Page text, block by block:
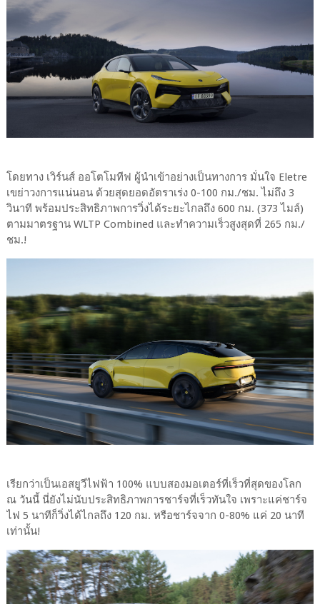
โดยทาง เวิร์นส์ ออโตโมทีฟ ผู้นำเข้าอย่างเป็นทางการ มั่นใจ Eletre
เขย่าวงการแน่นอน ด้วยสุดยอดอัตราเร่ง 0-100 กม./ชม. ไม่ถึง 3
วินาที พร้อมประสิทธิภาพการวิ่งได้ระยะไกลถึง 600 กม. (373 ไมล์)
ตามมาตรฐาน WLTP Combined และทำความเร็วสูงสุดที่ 265 กม./
ชม.!
เรียกว่าเป็นเอสยูวีไฟฟ้า 100% แบบสองมอเตอร์ที่เร็วที่สุดของโลก
ณ วันนี้ นี่ยังไม่นับประสิทธิภาพการชาร์จที่เร็วทันใจ เพราะแค่ชาร์จ
ไฟ 5 นาทีก็วิ่งได้ไกลถึง 120 กม. หรือชาร์จจาก 0-80% แค่ 20 นาที
เท่านั้น!